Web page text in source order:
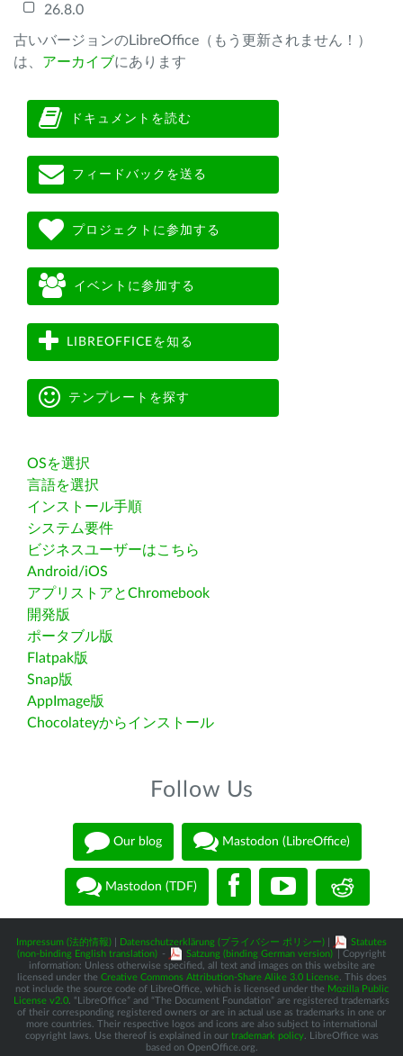
26.8.0
古いバージョンのLibreOffice（もう更新されません！）
は、 アーカイブにあります
ドキュメントを読む
フィードバックを送る
プロジェクトに参加する
イベントに参加する
LIBREOFFICEを知る
テンプレートを探す
OSを選択
言語を選択
インストール手順
システム要件
ビジネスユーザーはこちら
Android/iOS
アプリストアとChromebook
開発版
ポータブル版
Flatpak版
Snap版
AppImage版
Chocolateyからインストール
Follow Us
Our blog Mastodon (LibreOffice)
Mastodon (TDF)
Impressum (法的情報) Datenschutzerklärung (プライバシー ポリシー)
Statutes
(non-binding English translation) - Satzung (binding German version)
| Copyright
information: Unless otherwise specified, all text and images on this website are
licensed under the Creative Commons Attribution-Share Alike 3.0 License. This does
not include the source code of LibreOffice, which is licensed under the Mozilla Public
License v2.0 . “LibreOffice” and “The Document Foundation” are registered trademarks
of their corresponding registered owners or are in actual use as trademarks in one or
more countries. Their respective logos and icons are also subject to international
copyright laws. Use thereof is explained in our trademark policy. LibreOffice was
based on OpenOffice.org.